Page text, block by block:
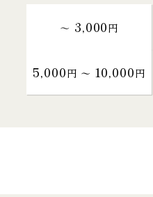
～ 3,000円
5,000円 〜 10,000円